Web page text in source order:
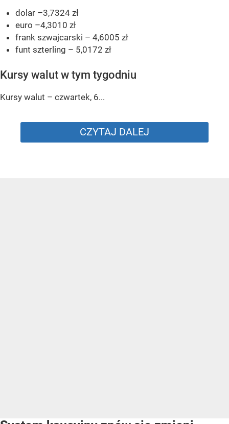
dolar –3,7324 zł
euro –4,3010 zł
frank szwajcarski – 4,6005 zł
funt szterling – 5,0172 zł
Kursy walut w tym tygodniu
Kursy walut – czwartek, 6...
CZYTAJ DALEJ